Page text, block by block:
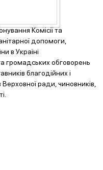
Комісії та
допомоги,
в Україні
громадських обговорень
благодійних і
ради, чиновників,